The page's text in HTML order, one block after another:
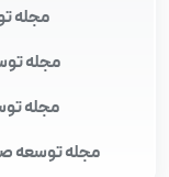
مجله
مجله
مجله
مجله توسعه